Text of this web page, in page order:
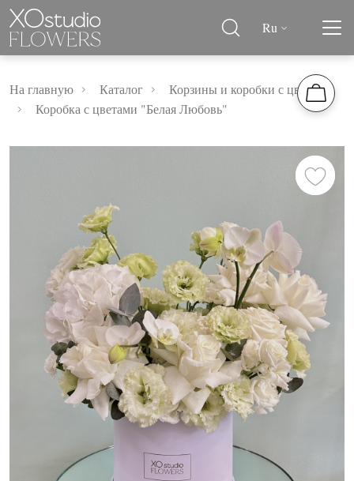
Ru
На главную Каталог
Корзины и коробки с цветами
Коробка с цветами "Белая Любовь"